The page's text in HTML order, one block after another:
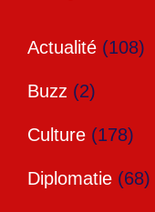
Actualité (108)
Buzz (2)
Culture (178)
Diplomatie (68)